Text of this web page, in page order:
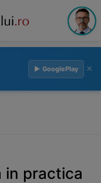
▶ GooglePlay ×
in practica